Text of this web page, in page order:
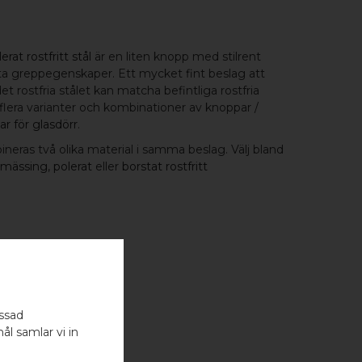
rostfritt stål är en liten knopp med stilrent
greppegenskaper. Ett mycket fint beslag att
rostfria stålet kan matcha befintliga rostfria
varianter och kombinationer av knoppar /
för glasdörr.
två olika material i samma beslag. Välj bland
, polerat eller borstat rostfritt
samlar vi in